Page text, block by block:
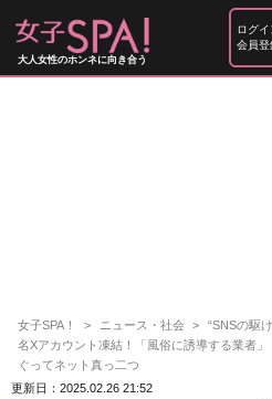
大人女性のホンネに向き合う
ログイ
会員登
女子SPA！ ニュース・社会
“SNSの駆
名Xアカウント凍結！「風俗に誘導する業者
ぐってネット真っ二つ
更新日：2025.02.26 21:52